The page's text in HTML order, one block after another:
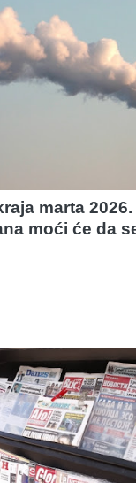
marta
moći će da